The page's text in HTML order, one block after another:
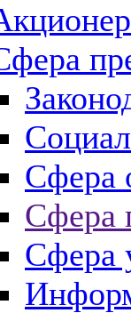
Сфера
Сфера
Сфера